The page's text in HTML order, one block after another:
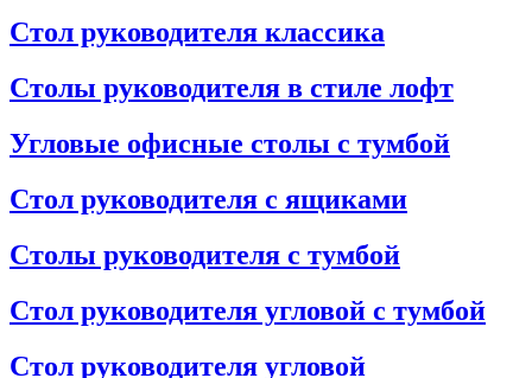
Стол руководителя классика
Столы руководителя в стиле лофт
Угловые офисные столы с тумбой
Стол руководителя с ящиками
Столы руководителя с тумбой
Стол руководителя угловой с тумбой
Стол руководителя угловой